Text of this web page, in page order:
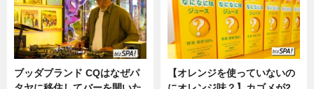
ブッダブランド CQはなぜパ
【オレンジを使っていないの